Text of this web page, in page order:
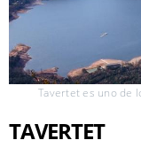
Tavertet es uno de
TAVERTET